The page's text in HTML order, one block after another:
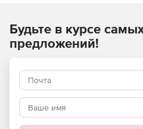
браузерами на 99,9%.
Подтвержденный домен,
сертификат SSL.
Включает статическое
Будьте в курсе
предложений!